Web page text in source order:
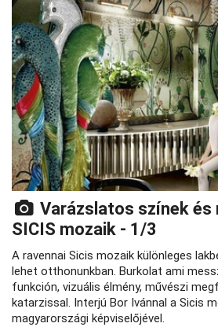
Varázslatos színek és
SICIS mozaik - 1/3
A ravennai Sicis mozaik különleges
lehet otthonunkban. Burkolat ami
funkción, vizuális élmény, művészi
katarzissal. Interjú Bor Ivánnal a Sicis
magyarországi képviselőjével.